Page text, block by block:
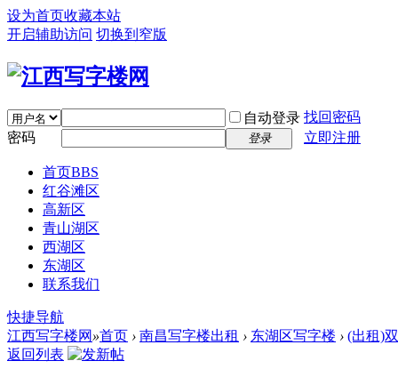
设为首页收藏本站
开启辅助访问 切换到窄版
自动登录 找回密码
密码
登录 立即注册
首页BBS
红谷滩区
高新区
青山湖区
西湖区
东湖区
联系我们
快捷导航
江西写字楼网 »首页 › 南昌写字楼出租 › 东湖区写字楼 › (出租)
返回列表